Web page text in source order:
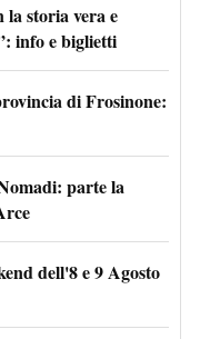
la storia vera e
info e biglietti
di Frosinone:
parte la
dell'8 e 9 Agosto